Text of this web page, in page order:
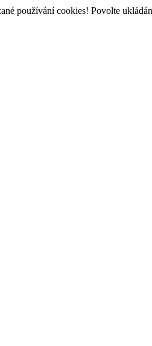
používání cookies! Povolte